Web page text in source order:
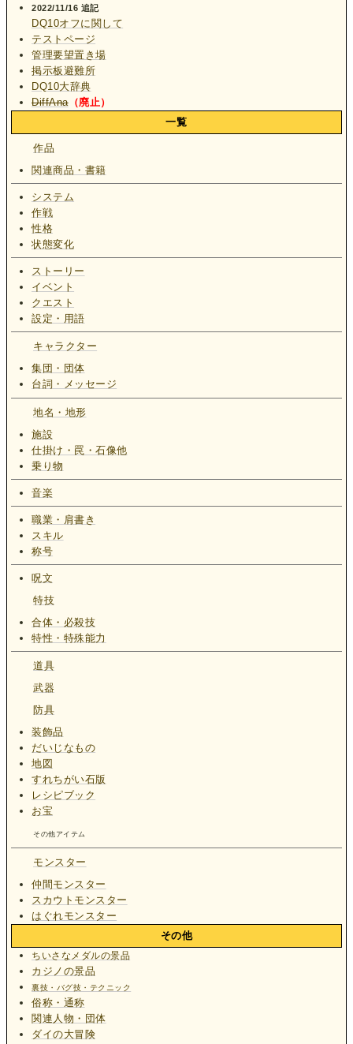
2022/11/16 追記
DQ10オフに関して
テストページ
管理要望置き場
掲示板避難所
DQ10大辞典
DiffAna（廃止）
一覧
作品
関連商品・書籍
システム
作戦
性格
状態変化
ストーリー
イベント
クエスト
設定・用語
キャラクター
集団・団体
台詞・メッセージ
地名・地形
施設
仕掛け・罠・石像他
乗り物
音楽
職業・肩書き
スキル
称号
呪文
特技
合体・必殺技
特性・特殊能力
道具
武器
防具
装飾品
だいじなもの
地図
すれちがい石版
レシピブック
お宝
その他アイテム
モンスター
仲間モンスター
スカウトモンスター
はぐれモンスター
その他
ちいさなメダルの景品
カジノの景品
裏技・バグ技・テクニック
俗称・通称
関連人物・団体
ダイの大冒険